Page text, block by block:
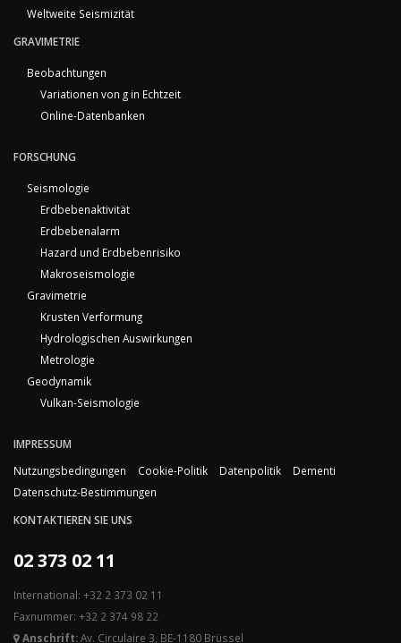
Weltweite Seismizität
GRAVIMETRIE
Beobachtungen
Variationen von g in Echtzeit
Online-Datenbanken
FORSCHUNG
Seismologie
Erdbebenaktivität
Erdbebenalarm
Hazard und Erdbebenrisiko
Makroseismologie
Gravimetrie
Krusten Verformung
Hydrologischen Auswirkungen
Metrologie
Geodynamik
Vulkan-Seismologie
IMPRESSUM
Nutzungsbedingungen
Cookie-Politik Datenpolitik
Dementi
Datenschutz-Bestimmungen
KONTAKTIEREN SIE UNS
02 373 02 11
International: +32 2 373 02 11
Faxnummer: +32 2 374 98 22
Anschrift:Av. Circulaire 3, BE-1180 Brüssel